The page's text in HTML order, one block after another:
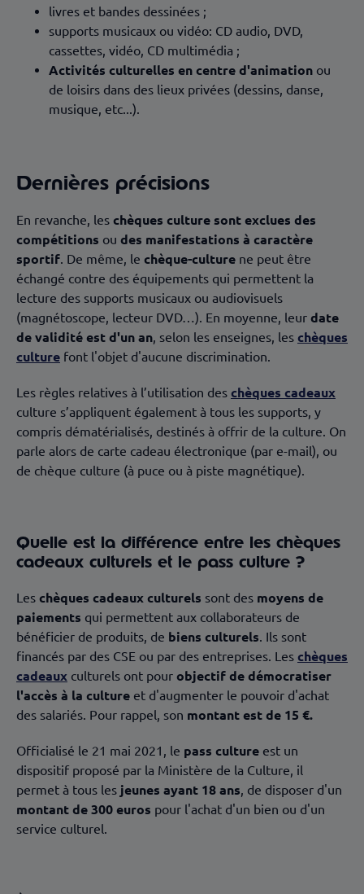
livres et bandes dessinées ;
supports musicaux ou vidéo: CD audio, DVD,
cassettes, vidéo, CD multimédia ;
Activités culturelles en centre d'animation ou
de loisirs dans des lieux privées (dessins, danse,
musique, etc...).
Dernières précisions
En revanche, les chèques culture sont exclues des
compétitions ou des manifestations à caractère
sportif . De même, le chèque-culture ne peut être
échangé contre des équipements qui permettent la
lecture des supports musicaux ou audiovisuels
(magnétoscope, lecteur DVD…). En moyenne, leur date
de validité est d'un an , selon les enseignes, les chèques
culture font l'objet d'aucune discrimination.
Les règles relatives à l’utilisation des chèques cadeaux
culture s’appliquent également à tous les supports, y
compris dématérialisés, destinés à offrir de la culture. On
parle alors de carte cadeau électronique (par e-mail), ou
de chèque culture (à puce ou à piste magnétique).
Quelle est la différence entre les chèques
cadeaux culturels et le pass culture ?
Les chèques cadeaux culturels sont des moyens de
paiements qui permettent aux collaborateurs de
bénéficier de produits, de biens culturels . Ils sont
financés par des CSE ou par des entreprises. Les chèques
cadeaux culturels ont pour objectif de démocratiser
l'accès à la culture et d'augmenter le pouvoir d'achat
des salariés. Pour rappel, son montant est de 15 €.
Officialisé le 21 mai 2021, le pass culture est un
dispositif proposé par la Ministère de la Culture, il
permet à tous les jeunes ayant 18 ans , de disposer d'un
montant de 300 euros pour l'achat d'un bien ou d'un
service culturel.